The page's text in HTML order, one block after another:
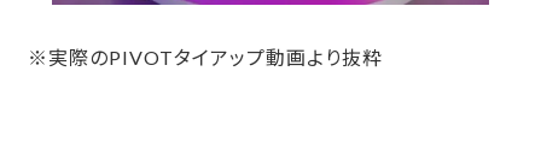
※実際のPIVOTタイアップ動画より抜粋